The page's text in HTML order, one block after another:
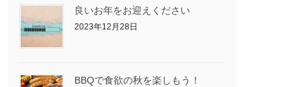
良いお年をお迎えください
2023年12月28日
BBQで食欲の秋を楽しもう！